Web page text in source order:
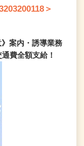
＞
》案内・誘導業務
費全額支給！